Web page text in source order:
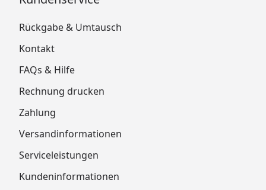
Rückgabe & Umtausch
Kontakt
FAQs & Hilfe
Rechnung drucken
Zahlung
Versandinformationen
Serviceleistungen
Kundeninformationen